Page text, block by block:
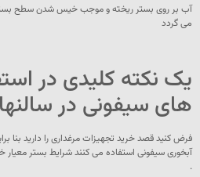
آب بر روی بستر ریخته و موجب خیس شدن سطح بستر و
می گردد
یک نکته کلیدی در
های سیفونی در
فرض کنید قصد خرید تجهیزات مرغداری را دارید بنا
آبخوری سیفونی استفاده می کنند شرایط بستر
.